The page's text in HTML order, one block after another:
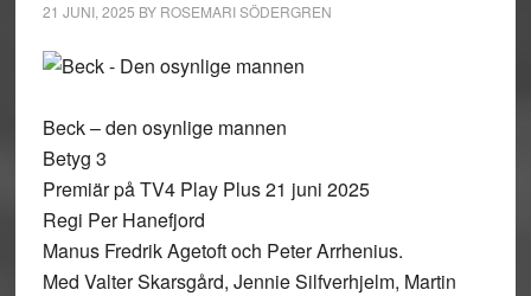
21 JUNI, 2025 BY ROSEMARI SÖDERGREN
Beck – den osynlige mannen
Betyg 3
Premiär på TV4 Play Plus 21 juni 2025
Regi Per Hanefjord
Manus Fredrik Agetoft och Peter Arrhenius.
Med Valter Skarsgård, Jennie Silfverhjelm, Martin